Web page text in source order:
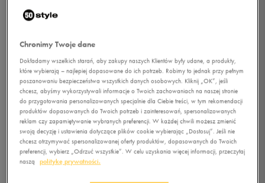
Chronimy Twoje dane
Dokładamy wszelkich starań, aby zakupy naszych Klientów były udane, a produkty,
które wybierają – najlepiej dopasowane do ich potrzeb. Robimy to jednak przy pełnym
poszanowaniu bezpieczeństwa wszystkich danych osobowych. Kliknij „OK”, jeśli
chcesz, abyśmy wykorzystywali informacje o Twoich zachowaniach na naszej stronie
do przygotowania personalizowanych specjalnie dla Ciebie treści, w tym rekomendacji
produktów dopasowanych do Twoich potrzeb i zainteresowań, spersonalizowanych
reklam czy zapamiętywanie wybranych preferencji. W każdej chwili możesz zmienić
swoją decyzję i ustawienia dotyczące plików cookie wybierając „Dostosuj”. Jeśli nie
chcesz otrzymywać spersonalizowanej oferty produktów, dopasowanych do Twoich
preferencji, wybierz „Odrzuć wszystkie”. W celu uzyskania więcej informacji, przeczytaj
naszą
politykę prywatności.